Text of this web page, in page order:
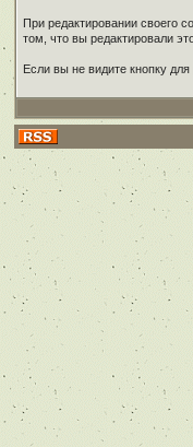
При редактировании своего
том, что вы редактировали
Если вы не видите кнопку